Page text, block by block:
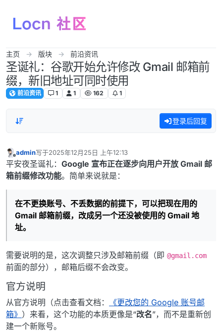
主页 版块 前沿资讯
圣诞礼：谷歌开始允许修改 Gmail 邮箱前
缀，新旧地址可同时使用
前沿资讯 1 1 162 1
登录后回复
离线
admin写于2025年12月25日 上午12:13
最后由 编辑
平安夜圣诞礼： Google 宣布正在逐步向用户开放 Gmail 邮
箱前缀修改功能。简单来说就是：
在不更换账号、不丢数据的前提下，可以把现在用的
Gmail 邮箱前缀，改成另一个还没被使用的 Gmail 地
址。
需要说明的是，这次调整只涉及邮箱前缀（即 @gmail.com
前面的部分），邮箱后缀不会改变。
官方说明
从官方说明（点击查看文档：
《更改您的 Google 账号邮
箱》 ）来看，这个功能的本质更像是“改名”，而不是重新创
建一个新账号。